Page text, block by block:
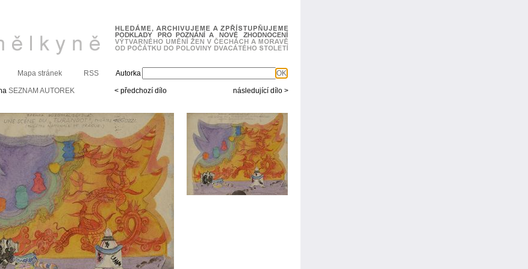
Mapa stránek RSS Autorka OK
SEZNAM AUTOREK < předchozí dílo následující dílo >